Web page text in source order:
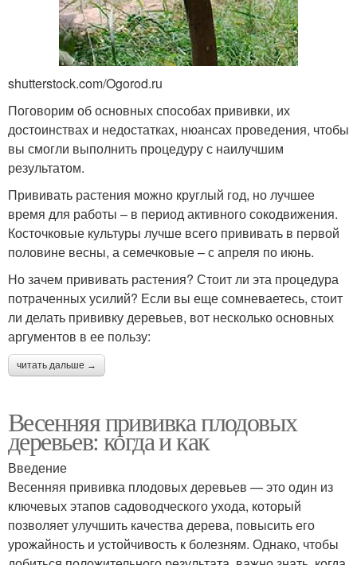
shutterstock.com/Ogorod.ru
Поговорим об основных способах прививки, их
достоинствах и недостатках, нюансах проведения, чтобы
вы смогли выполнить процедуру с наилучшим
результатом.
Прививать растения можно круглый год, но лучшее
время для работы – в период активного сокодвижения.
Косточковые культуры лучше всего прививать в первой
половине весны, а семечковые – с апреля по июнь.
Но зачем прививать растения? Стоит ли эта процедура
потраченных усилий? Если вы еще сомневаетесь, стоит
ли делать прививку деревьев, вот несколько основных
аргументов в ее пользу:
читать дальше →
Весенняя прививка плодовых
деревьев: когда и как
Введение
Весенняя прививка плодовых деревьев — это один из
ключевых этапов садоводческого ухода, который
позволяет улучшить качества дерева, повысить его
урожайность и устойчивость к болезням. Однако, чтобы